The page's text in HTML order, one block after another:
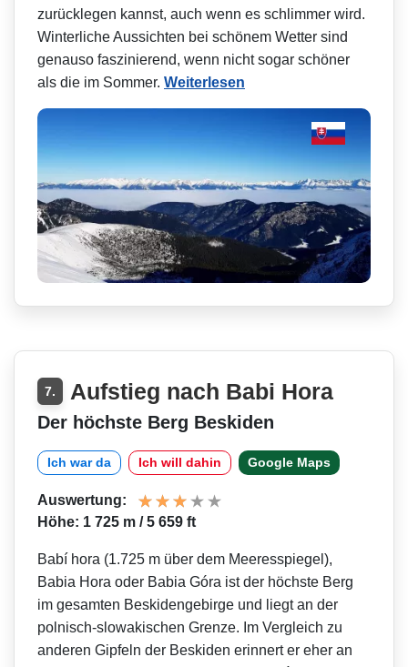
zurücklegen kannst, auch wenn es schlimmer wird.
Winterliche Aussichten bei schönem Wetter sind
genauso faszinierend, wenn nicht sogar schöner
als die im Sommer. Weiterlesen
7. Aufstieg nach Babi Hora
Der höchste Berg Beskiden
Ich war da Ich will dahin Google Maps
Auswertung:
Höhe: 1 725 m / 5 659 ft
Babí hora (1.725 m über dem Meeresspiegel),
Babia Hora oder Babia Góra ist der höchste Berg
im gesamten Beskidengebirge und liegt an der
polnisch-slowakischen Grenze. Im Vergleich zu
anderen Gipfeln der Beskiden erinnert er eher an